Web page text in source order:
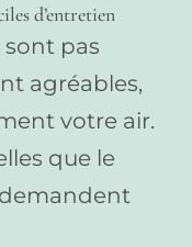
d’entretien
sont pas
agréables,
votre air.
que le